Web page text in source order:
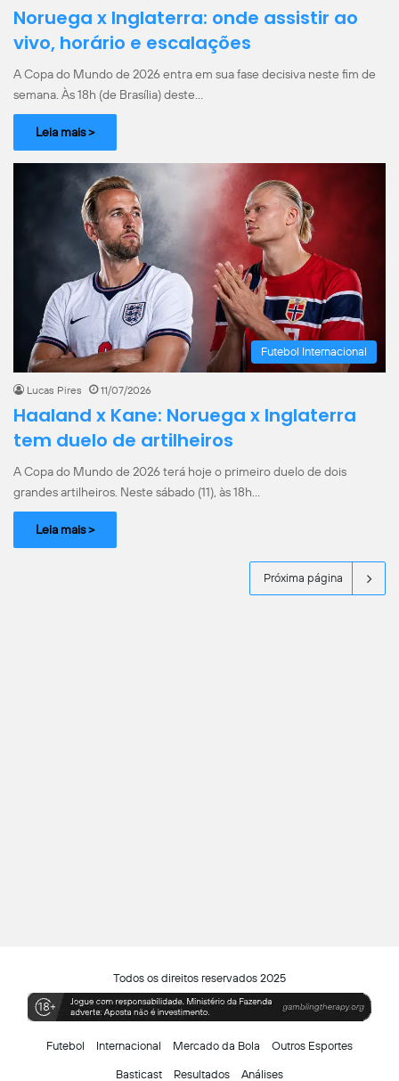
Noruega x Inglaterra: onde assistir ao
vivo, horário e escalações
A Copa do Mundo de 2026 entra em sua fase decisiva neste fim de
semana. Às 18h (de Brasília) deste…
Leia mais >
Futebol Internacional
Lucas Pires 11/07/2026
Haaland x Kane: Noruega x Inglaterra
tem duelo de artilheiros
A Copa do Mundo de 2026 terá hoje o primeiro duelo de dois
grandes artilheiros. Neste sábado (11), às 18h…
Leia mais >
Próxima página
Todos os direitos reservados 2025
Futebol Internacional Mercado da Bola Outros Esportes
Basticast Resultados Análises